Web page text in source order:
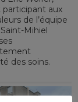
participant aux
de l’équipe
Mihiel
des soins.